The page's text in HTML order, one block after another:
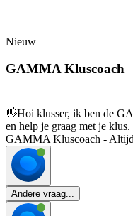
Nieuw
GAMMA Kluscoach
👋Hoi klusser, ik ben de
en help je graag met je klus.
GAMMA Kluscoach -
Andere vraag...